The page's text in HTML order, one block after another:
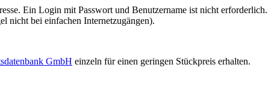
Ein Login mit Passwort und Benutzername ist nicht erforderlich.
nicht bei einfachen Internetzugängen).
GmbH einzeln für einen geringen Stückpreis erhalten.